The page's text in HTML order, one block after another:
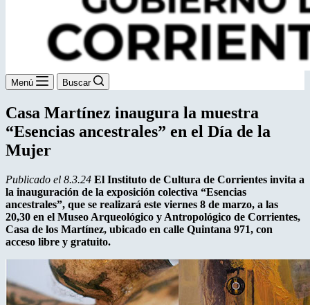
Menú Buscar
Casa Martínez inaugura la muestra
“Esencias ancestrales” en el Día de la
Mujer
Publicado el 8.3.24 El Instituto de Cultura de Corrientes invita a
la inauguración de la exposición colectiva “Esencias
ancestrales”, que se realizará este viernes 8 de marzo, a las
20,30 en el Museo Arqueológico y Antropológico de Corrientes,
Casa de los Martínez, ubicado en calle Quintana 971, con
acceso libre y gratuito.